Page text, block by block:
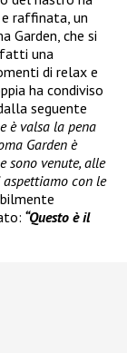
raffinata, un
Garden, che si
una
di relax e
ha condiviso
seguente
è valsa la pena
Garden è
sono venute, alle
aspettiamo con le
“Questo è il